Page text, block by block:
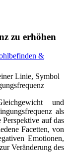
zu erhöhen
&
und
als
auf das
Facetten, von
Emotionen,
Veränderung des